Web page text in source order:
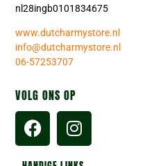
nl28ingb0101834675
www.dutcharmystore.nl
info@dutcharmystore.nl
06-57253707
VOLG ONS OP